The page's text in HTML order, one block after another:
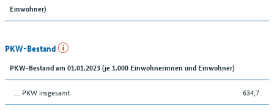
Einwohner)
PKW-Bestand
PKW-Bestand am 01.01.2023 (je 1.000 Einwohnerinnen und Einwohner)
… PKW insgesamt 634,7